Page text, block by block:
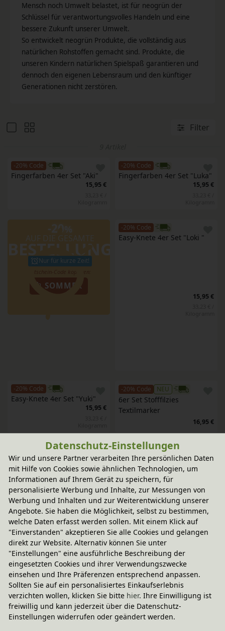
Mensch noch Umwelt belastet, ist für neogrün der
Schlüssel für verantwortungsvolles Handeln und eine
bessere Zukunft unserer Umwelt.
So entwickelt neogrün Produkte, die vollständig aus
natürlichen Rohstoffen gemacht sind. Produkte, die
unseren Kindern natürlichen Spielspaß garantieren und
dennoch den eigenen Lebensraum und den künftiger
Generationen nicht zerstören.
Filter
-20% Code
Fingerfarben 4er Set "Aki"
15,95 €
-20% Code
Fingerfarben 4er Set "Luka"
15,95 €
BESTELLUNG
Nur für kurze Zeit!
SOMMER
-20% Code
Easy-Knete 4er Set "Loki "
15,95 €
-20% Code
Easy-Knete 4er Set "Yuki"
15,95 €
-20% Code NEU
6er Set Stofffilzies
Textilmarker
16,95 €
Kristall-Fingerfarben 4er
Set "Mika"
16,95 €
-20% Code
Kritzelkreide
-20% Code
Easy-Knete 2er Set "Suri"
9,95 €
-20% Code
Fingerfarben 2er Set "Nori"
9,95 €
SCHNELLE LIEFERUNG
NACHHALTIGES SORTIMENT
Datenschutz-Einstellungen
Wir und unsere Partner verarbeiten Ihre persönlichen Daten
mit Hilfe von Cookies sowie ähnlichen Technologien, um
Informationen auf Ihrem Gerät zu speichern, für
personalisierte Werbung und Inhalte, zur Messungen von
Werbung und Inhalten und zur Weiterentwicklung unserer
Angebote. Sie haben die Möglichkeit, selbst zu bestimmen,
welche Daten erfasst werden sollen. Mit einem Klick auf
"Einverstanden" akzeptieren Sie alle Cookies und gelangen
direkt zur Website. Alternativ können Sie unter
"Einstellungen" eine ausführliche Beschreibung der
eingesetzten Cookies und ihrer Verwendungszwecke
einsehen und Ihre Präferenzen entsprechend anpassen.
Sollten Sie auf ein personalisiertes Einkaufserlebnis
verzichten wollen, klicken Sie bitte hier. Ihre Einwilligung ist
freiwillig und kann jederzeit über die Datenschutz-
Einstellungen widerrufen oder geändert werden.